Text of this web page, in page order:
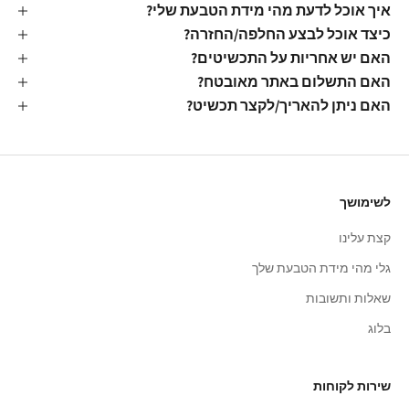
איך אוכל לדעת מהי מידת הטבעת שלי?
כיצד אוכל לבצע החלפה/החזרה?
האם יש אחריות על התכשיטים?
האם התשלום באתר מאובטח?
האם ניתן להאריך/לקצר תכשיט?
לשימושך
קצת עלינו
גלי מהי מידת הטבעת שלך
שאלות ותשובות
בלוג
שירות לקוחות